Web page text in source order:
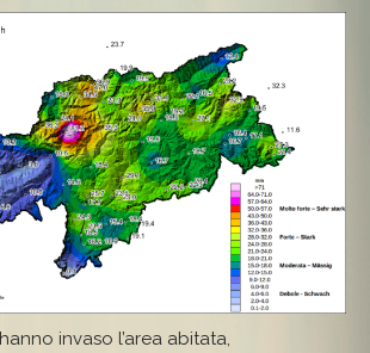
hanno invaso l’area abitata,